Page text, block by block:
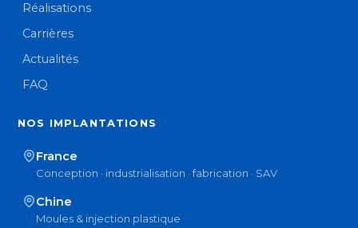
Réalisations
Carrières
Actualités
FAQ
NOS IMPLANTATIONS
France
Conception · industrialisation · fabrication · SAV
Chine
Moules & injection plastique